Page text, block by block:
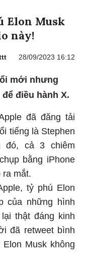
Elon Musk
này!
28/09/2023 16:12
mới nhưng
điều hành X.
đã đăng tải
tiếng là Stephen
đó, cả 3 chiêm
bằng iPhone
mắt.
tỷ phú Elon
của những hình
thật đáng kinh
đã retweet bình
Musk không